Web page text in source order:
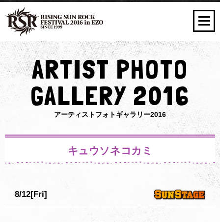
ARTIST PHOTO
GALLERY 2016
アーティストフォトギャラリー2016
キュウソネコカミ
8/12[Fri]